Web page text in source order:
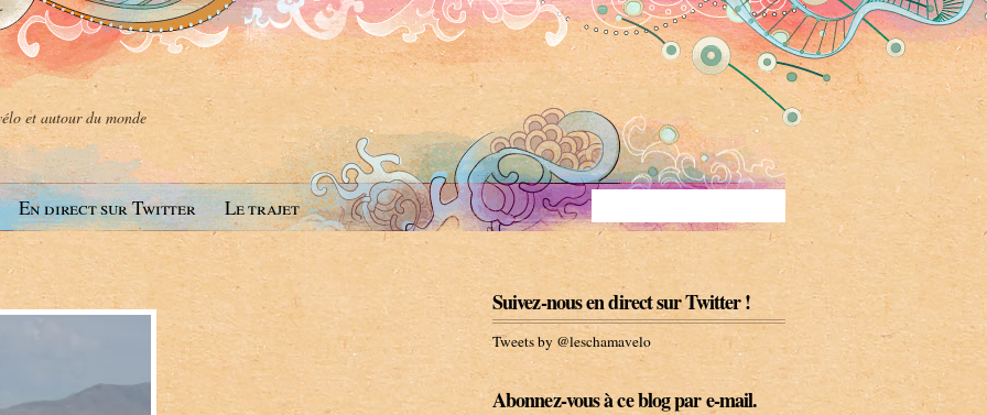
et autour du monde
En direct sur Twitter Le trajet
Suivez-nous en direct sur Twitter !
Tweets by @leschamavelo
Abonnez-vous à ce blog par e-mail.